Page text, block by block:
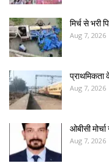
मिर्च से भरी
Aug 7, 2026
प्राथमिकता
Aug 7, 2026
ओबीसी
Aug 7, 2026